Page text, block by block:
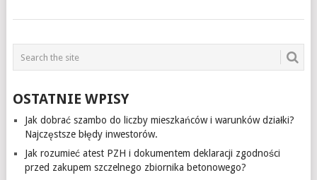
OSTATNIE WPISY
Jak dobrać szambo do liczby mieszkańców i warunków działki?
Najczęstsze błędy inwestorów.
Jak rozumieć atest PZH i dokumentem deklaracji zgodności
przed zakupem szczelnego zbiornika betonowego?